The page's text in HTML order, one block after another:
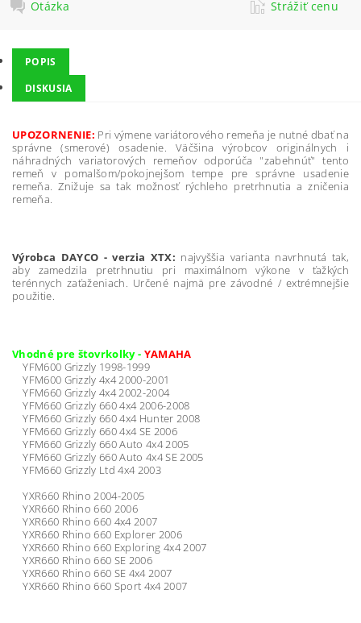
Otázka
Strážiť cenu
POPIS
DISKUSIA
UPOZORNENIE: Pri výmene variátorového remeňa je nutné dbať na
správne (smerové) osadenie. Väčšina výrobcov originálnych i
náhradných variatorových remeňov odporúča "zabehnúť" tento
remeň v pomalšom/pokojnejšom tempe pre správne usadenie
remeňa. Znižuje sa tak možnosť rýchleho pretrhnutia a zničenia
remeňa.
Výrobca DAYCO - verzia XTX: najvyššia varianta navrhnutá tak,
aby zamedzila pretrhnutiu pri maximálnom výkone v ťažkých
terénnych zaťaženiach. Určené najmä pre závodné / extrémnejšie
použitie.
Vhodné pre štovrkolky - YAMAHA
YFM600 Grizzly 1998-1999
YFM600 Grizzly 4x4 2000-2001
YFM660 Grizzly 4x4 2002-2004
YFM660 Grizzly 660 4x4 2006-2008
YFM660 Grizzly 660 4x4 Hunter 2008
YFM660 Grizzly 660 4x4 SE 2006
YFM660 Grizzly 660 Auto 4x4 2005
YFM660 Grizzly 660 Auto 4x4 SE 2005
YFM660 Grizzly Ltd 4x4 2003
YXR660 Rhino 2004-2005
YXR660 Rhino 660 2006
YXR660 Rhino 660 4x4 2007
YXR660 Rhino 660 Explorer 2006
YXR660 Rhino 660 Exploring 4x4 2007
YXR660 Rhino 660 SE 2006
YXR660 Rhino 660 SE 4x4 2007
YXR660 Rhino 660 Sport 4x4 2007